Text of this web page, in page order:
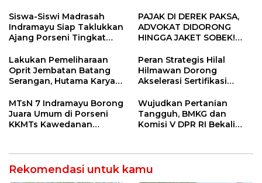
Siswa-Siswi Madrasah
Indramayu Siap Taklukkan
Ajang Porseni Tingkat
PAJAK DI DEREK PAKSA,
ADVOKAT DIDORONG
HINGGA JAKET SOBEK!
Ngamuk Kepung Polresta
Pekanbaru!
Lakukan Pemeliharaan
Oprit Jembatan Batang
Serangan, Hutama Karya
55 Tol Binjai–Langsa
Peran Strategis Hilal
Hilmawan Dorong
Akselerasi Sertifikasi
Entaskan Kemiskinan di
Indramayu
MTsN 7 Indramayu Borong
Juara Umum di Porseni
KKMTs Kawedanan
Wujudkan Pertanian
Tangguh, BMKG dan
Komisi V DPR RI Bekali
Rekomendasi untuk kamu